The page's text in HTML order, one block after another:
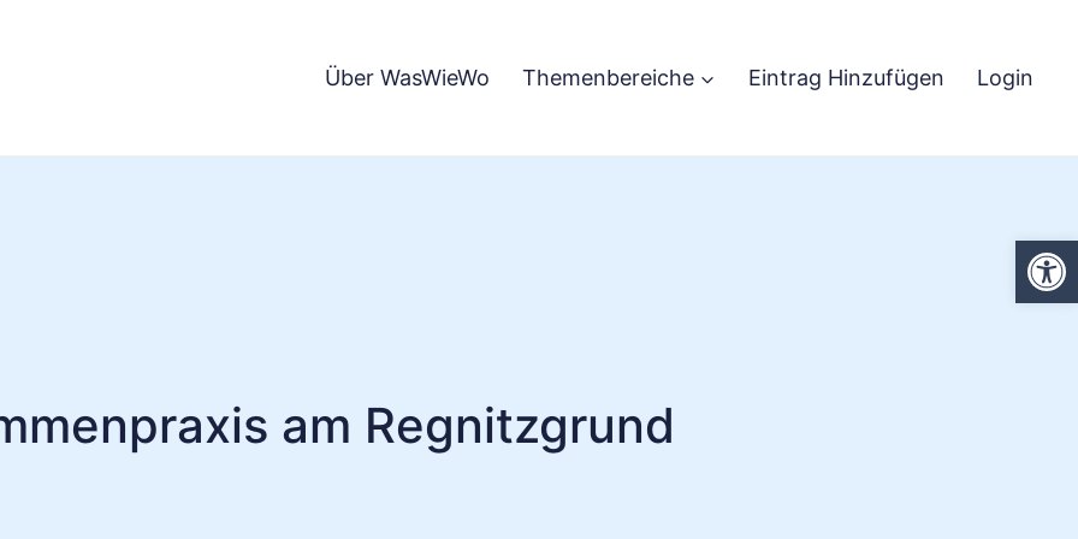
Über WasWieWo Themenbereiche Eintrag Hinzufügen Login
am Regnitzgrund